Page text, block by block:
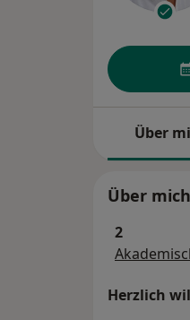
Über
Über mich
2
Herzlich